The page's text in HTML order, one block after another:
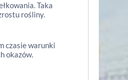
Taka
rośliny.
czasie warunki
okazów.